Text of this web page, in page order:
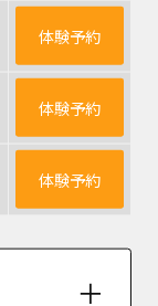
体験予約
体験予約
体験予約